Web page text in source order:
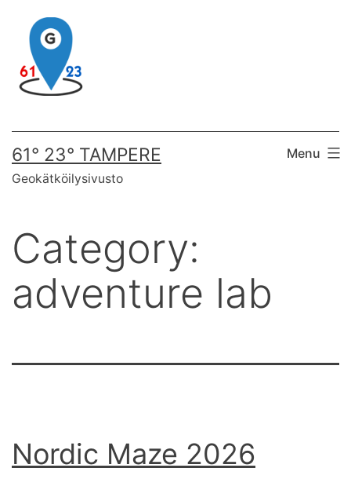
content
61° 23° TAMPERE
Geokätköilysivusto
Menu
Category:
adventure lab
Nordic Maze 2026